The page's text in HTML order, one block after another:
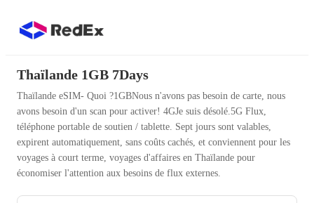
Thaïlande 1GB 7Days
Thaïlande eSIM- Quoi ?1GBNous n'avons pas besoin de carte, nous
avons besoin d'un scan pour activer! 4GJe suis désolé.5G Flux,
téléphone portable de soutien / tablette. Sept jours sont valables,
expirent automatiquement, sans coûts cachés, et conviennent pour les
voyages à court terme, voyages d'affaires en Thaïlande pour
économiser l'attention aux besoins de flux externes.